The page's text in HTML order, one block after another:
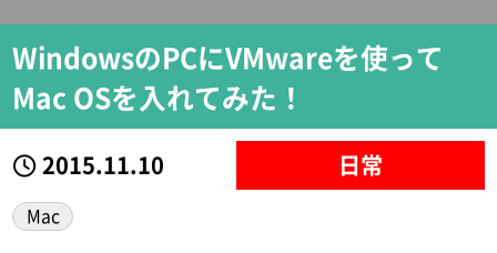
WindowsのPCにVMwareを使って
Mac OSを入れてみた！
2015.11.10 日常
Mac